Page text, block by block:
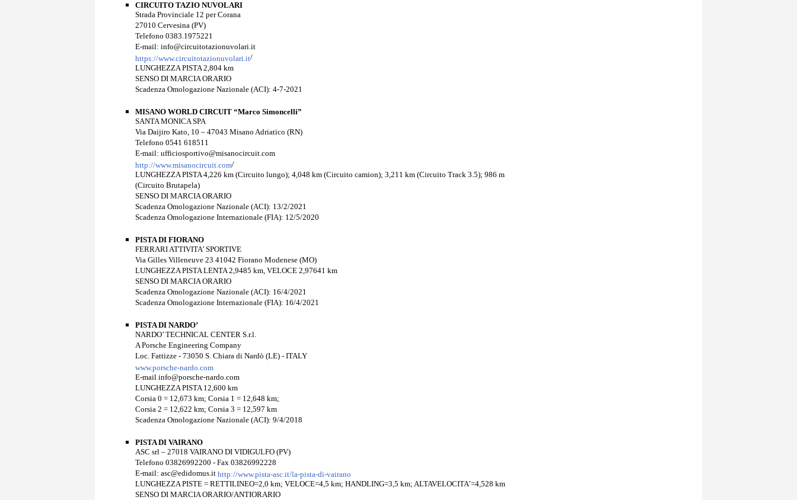
CIRCUITO TAZIO NUVOLARI
Strada Provinciale 12 per Corana
27010 Cervesina (PV)
Telefono 0383.1975221
E-mail: info@circuitotazionuvolari.it
https://www.circuitotazionuvolari.it/
LUNGHEZZA PISTA 2,804 km
SENSO DI MARCIA ORARIO
Scadenza Omologazione Nazionale (ACI): 4-7-2021
MISANO WORLD CIRCUIT “Marco Simoncelli”
SANTA MONICA SPA
Via Daijiro Kato, 10 – 47043 Misano Adriatico (RN)
Telefono 0541 618511
E-mail: ufficiosportivo@misanocircuit.com
http://www.misanocircuit.com/
LUNGHEZZA PISTA 4,226 km (Circuito lungo); 4,048 km (Circuito camion); 3,211 km (Circuito Track 3.5); 986 m
(Circuito Brutapela)
SENSO DI MARCIA ORARIO
Scadenza Omologazione Nazionale (ACI): 13/2/2021
Scadenza Omologazione Internazionale (FIA): 12/5/2020
PISTA DI FIORANO
FERRARI ATTIVITA’ SPORTIVE
Via Gilles Villeneuve 23 41042 Fiorano Modenese (MO)
LUNGHEZZA PISTA LENTA 2,9485 km, VELOCE 2,97641 km
SENSO DI MARCIA ORARIO
Scadenza Omologazione Nazionale (ACI): 16/4/2021
Scadenza Omologazione Internazionale (FIA): 16/4/2021
PISTA DI NARDO’
NARDO’ TECHNICAL CENTER S.r.l.
A Porsche Engineering Company
Loc. Fattizze - 73050 S. Chiara di Nardò (LE) - ITALY
www.porsche-nardo.com
E-mail info@porsche-nardo.com
LUNGHEZZA PISTA 12,600 km
Corsia 0 = 12,673 km; Corsia 1 = 12,648 km;
Corsia 2 = 12,622 km; Corsia 3 = 12,597 km
Scadenza Omologazione Nazionale (ACI): 9/4/2018
PISTA DI VAIRANO
ASC srl – 27018 VAIRANO DI VIDIGULFO (PV)
Telefono 03826992200 - Fax 03826992228
E-mail: asc@edidomus.it http://www.pista-asc.it/la-pista-di-vairano
LUNGHEZZA PISTE = RETTILINEO=2,0 km; VELOCE=4,5 km; HANDLING=3,5 km; ALTAVELOCITA’=4,528 km
SENSO DI MARCIA ORARIO/ANTIORARIO